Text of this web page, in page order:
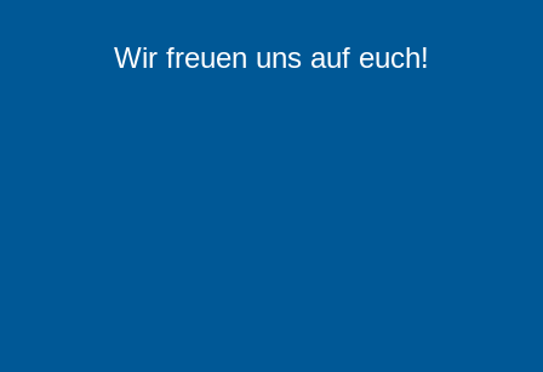
Wir freuen uns auf euch!